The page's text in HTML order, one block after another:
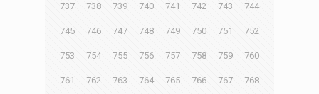
737 738 739 740 741 742 743 744
745 746 747 748 749 750 751 752
753 754 755 756 757 758 759 760
761 762 763 764 765 766 767 768